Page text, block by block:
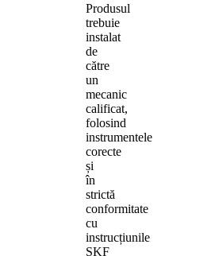
Produsul
trebuie
instalat
de
către
un
mecanic
calificat,
folosind
instrumentele
corecte
și
în
strictă
conformitate
cu
instrucțiunile
SKF